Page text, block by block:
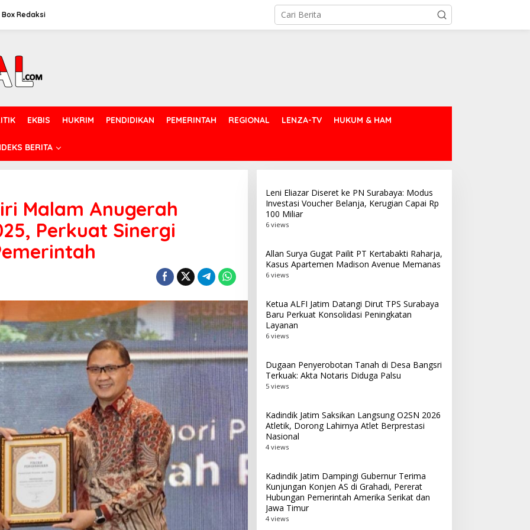
Box Redaksi
EKBIS HUKRIM PENDIDIKAN PEMERINTAH REGIONAL LENZA-TV HUKUM & HAM
BERITA
Malam Anugerah
Perkuat Sinergi
Leni Eliazar Diseret ke PN Surabaya: Modus
Investasi Voucher Belanja, Kerugian Capai Rp
100 Miliar
6 views
Allan Surya Gugat Pailit PT Kertabakti Raharja,
Kasus Apartemen Madison Avenue Memanas
6 views
Ketua ALFI Jatim Datangi Dirut TPS Surabaya
Baru Perkuat Konsolidasi Peningkatan
Layanan
6 views
Dugaan Penyerobotan Tanah di Desa Bangsri
Terkuak: Akta Notaris Diduga Palsu
5 views
Kadindik Jatim Saksikan Langsung O2SN 2026
Atletik, Dorong Lahirnya Atlet Berprestasi
Nasional
4 views
Kadindik Jatim Dampingi Gubernur Terima
Kunjungan Konjen AS di Grahadi, Pererat
Hubungan Pemerintah Amerika Serikat dan
Jawa Timur
4 views